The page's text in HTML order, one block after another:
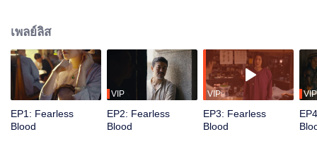
เหล่าซุน อวี๋อี้ซิ่ว จางเจียอี้และคนอื่นๆ สวีเทียนก็สำเร็จภารกิจในการส่งมอบและการ
ฝึกฝนของชีวิต ใบหน้าที่เบิกบานของทุกคนคือความเชื่อมั่นอันแน่วแน่และการ
ฝากฝังอันงดงามว่าการปฏิวัติจะต้องมีชัยชนะอย่างแน่นอน
เพลย์ลิส
EP1: Fearless
Blood
VIP
EP2: Fearless
Blood
VIP
EP3: Fearless
Blood
VIP